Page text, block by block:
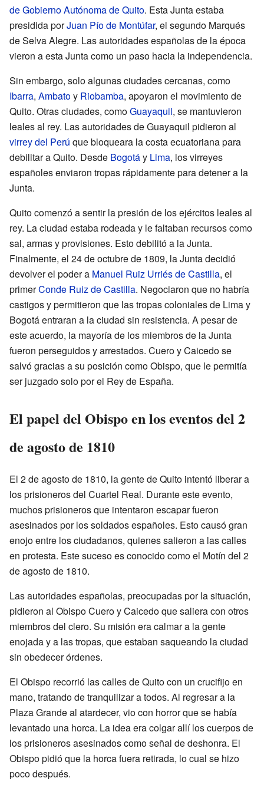
de Gobierno Autónoma de Quito. Esta Junta estaba
presidida porJuan Pío de Montúfar, el segundo Marqués
de Selva Alegre. Las autoridades españolas de la época
vieron a esta Junta como un paso hacia la independencia.
Sin embargo, solo algunas ciudades cercanas, como
Ibarra, Ambatoy Riobamba, apoyaron el movimiento de
Quito. Otras ciudades, comoGuayaquil, se mantuvieron
leales al rey. Las autoridades de Guayaquil pidieron al
virrey del Perú que bloqueara la costa ecuatoriana para
debilitar a Quito. Desde Bogotáy Lima, los virreyes
españoles enviaron tropas rápidamente para detener a la
Junta.
Quito comenzó a sentir la presión de los ejércitos leales al
rey. La ciudad estaba rodeada y le faltaban recursos como
sal, armas y provisiones. Esto debilitó a la Junta.
Finalmente, el 24 de octubre de 1809, la Junta decidió
devolver el poder a Manuel Ruiz Urriés de Castilla, el
primerConde Ruiz de Castilla. Negociaron que no habría
castigos y permitieron que las tropas coloniales de Lima y
Bogotá entraran a la ciudad sin resistencia. A pesar de
este acuerdo, la mayoría de los miembros de la Junta
fueron perseguidos y arrestados. Cuero y Caicedo se
salvó gracias a su posición como Obispo, que le permitía
ser juzgado solo por el Rey de España.
El papel del Obispo en los eventos del 2
de agosto de 1810
El 2 de agosto de 1810, la gente de Quito intentó liberar a
los prisioneros del Cuartel Real. Durante este evento,
muchos prisioneros que intentaron escapar fueron
asesinados por los soldados españoles. Esto causó gran
enojo entre los ciudadanos, quienes salieron a las calles
en protesta. Este suceso es conocido como el Motín del 2
de agosto de 1810.
Las autoridades españolas, preocupadas por la situación,
pidieron al Obispo Cuero y Caicedo que saliera con otros
miembros del clero. Su misión era calmar a la gente
enojada y a las tropas, que estaban saqueando la ciudad
sin obedecer órdenes.
El Obispo recorrió las calles de Quito con un crucifijo en
mano, tratando de tranquilizar a todos. Al regresar a la
Plaza Grande al atardecer, vio con horror que se había
levantado una horca. La idea era colgar allí los cuerpos de
los prisioneros asesinados como señal de deshonra. El
Obispo pidió que la horca fuera retirada, lo cual se hizo
poco después.